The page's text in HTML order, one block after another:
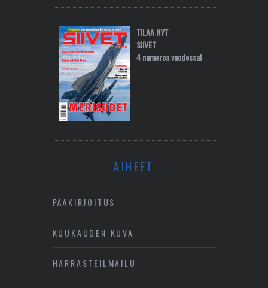
TILAA NYT
SIIVET
4 numeroa vuodessa!
AIHEET
PÄÄKIRJOITUS
KUUKAUDEN KUVA
HARRASTEILMAILU